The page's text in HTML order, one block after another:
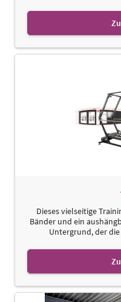
Dieses vielseitige
Bänder und ein
Untergrund, der